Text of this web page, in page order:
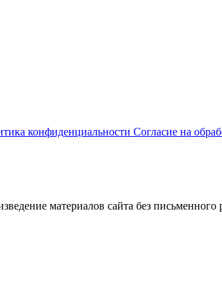
конфиденциальности Согласие на
материалов cайта без